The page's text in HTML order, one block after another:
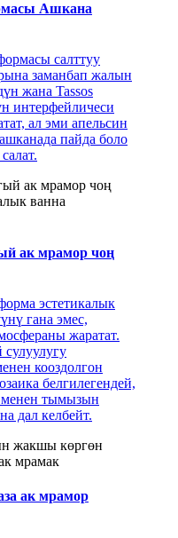
Ашкана
салттуу
заманбап жалын
жана Tassos
интерфейличеси
ал эми апельсин
пайда боло
ак мрамор чоң
эстетикалык
гана эмес,
жаратат.
кооздолгон
белгилегендей,
тымызын
дал келбейт.
ак мрамор